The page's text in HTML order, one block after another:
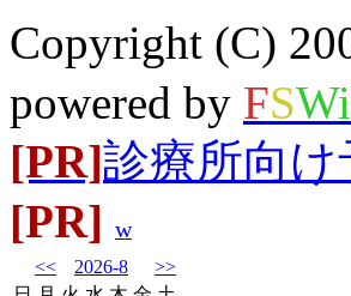
Copyright (C)
powered by FS
[PR]診療所向
[PR] w
<< 2026-8
>>